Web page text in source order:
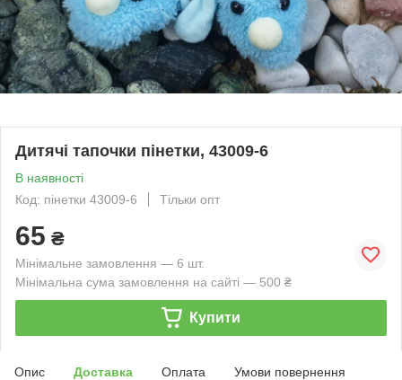
Дитячі тапочки пінетки, 43009-6
В наявності
Код: пінетки 43009-6
Тільки опт
65 ₴
Мінімальне замовлення — 6 шт.
Мінімальна сума замовлення на сайті — 500 ₴
Купити
Опис Доставка Оплата Умови повернення